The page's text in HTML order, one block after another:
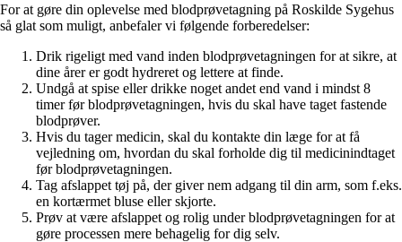
For at gøre din oplevelse med blodprøvetagning på Roskilde Sygehus
så glat som muligt, anbefaler vi følgende forberedelser:
Drik rigeligt med vand inden blodprøvetagningen for at sikre, at
dine årer er godt hydreret og lettere at finde.
Undgå at spise eller drikke noget andet end vand i mindst 8
timer før blodprøvetagningen, hvis du skal have taget fastende
blodprøver.
Hvis du tager medicin, skal du kontakte din læge for at få
vejledning om, hvordan du skal forholde dig til medicinindtaget
før blodprøvetagningen.
Tag afslappet tøj på, der giver nem adgang til din arm, som f.eks.
en kortærmet bluse eller skjorte.
Prøv at være afslappet og rolig under blodprøvetagningen for at
gøre processen mere behagelig for dig selv.